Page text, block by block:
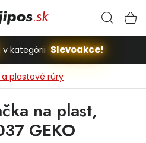
v kategórii Slevoakce!
plastové rúry
na plast,
GEKO